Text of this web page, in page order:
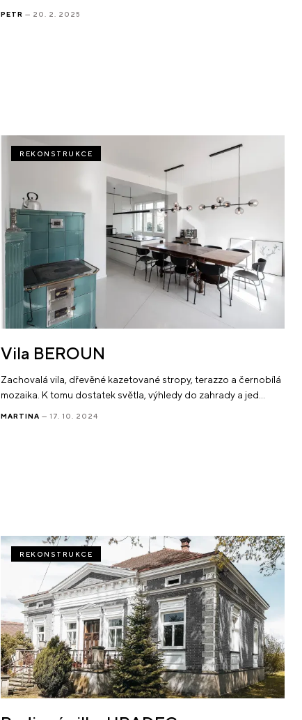
PETR — 20. 2. 2025
REKONSTRUKCE
Vila BEROUN
Zachovalá vila, dřevěné kazetované stropy, terazzo a černobílá
mozaika. K tomu dostatek světla, výhledy do zahrady a jed…
MARTINA — 17. 10. 2024
REKONSTRUKCE